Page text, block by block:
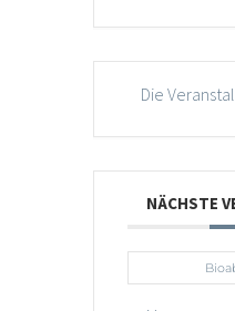
Die
NÄCHSTE